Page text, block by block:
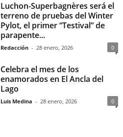
Luchon-Superbagnères será el
terreno de pruebas del Winter
Pylot, el primer “Testival” de
parapente...
Redacción - 28 enero, 2026 0
Celebra el mes de los
enamorados en El Ancla del
Lago
Luis Medina - 28 enero, 2026 0